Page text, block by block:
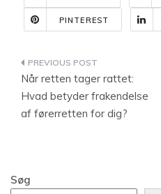
PINTEREST
Når retten tager rattet:
Hvad betyder frakendelse
af førerretten for dig?
Søg